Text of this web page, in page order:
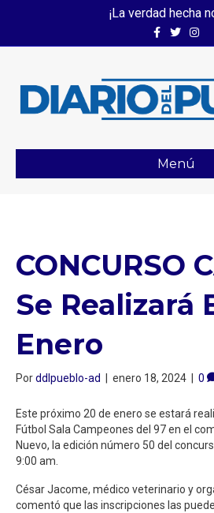
¡La verdad hecha
FacebookTwitter
Menú
CONCURSO
Se Realizará
Enero
Porddlpueblo-ad | enero 18, 2024 | 0
Este próximo 20 de enero se estará
Fútbol Sala Campeones del 97 en el
Nuevo, la edición número 50 del
9:00 am.
César Jacome, médico veterinario y
comentó que las inscripciones las